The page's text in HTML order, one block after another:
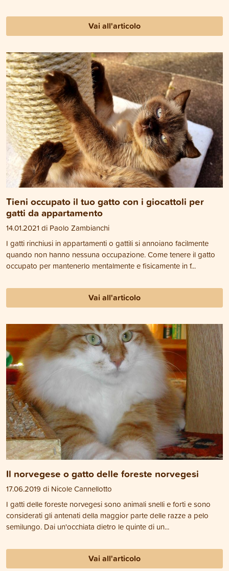
Vai all'articolo
Tieni occupato il tuo gatto con i giocattoli per
gatti da appartamento
14.01.2021 di Paolo Zambianchi
I gatti rinchiusi in appartamenti o gattili si annoiano facilmente
quando non hanno nessuna occupazione. Come tenere il gatto
occupato per mantenerlo mentalmente e fisicamente in f...
Vai all'articolo
Il norvegese o gatto delle foreste norvegesi
17.06.2019 di Nicole Cannellotto
I gatti delle foreste norvegesi sono animali snelli e forti e sono
considerati gli antenati della maggior parte delle razze a pelo
semilungo. Dai un'occhiata dietro le quinte di un...
Vai all'articolo